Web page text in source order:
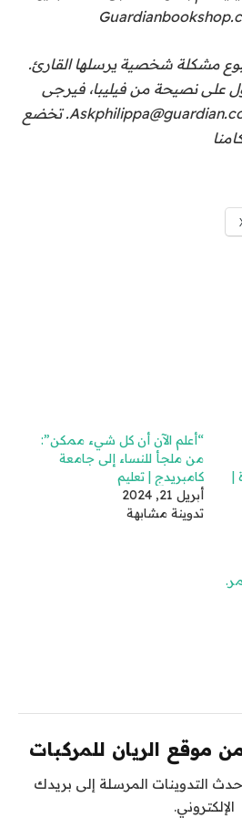
مشكلة شخصية يرسلها القارئ.
على نصيحة من فيليبا، فيرجى
إرسال مشكلتك إلى Askphilippa@guardian.co.uk. تخضع
“أعلم الآن أن كل شيء ممكن”:
من ملجأ للنساء إلى جامعة
كامبريدج | تعليم
أبريل 21, 2024
تدوينة مشابهة
موقع الريان للمركبات
التدوينات المرسلة إلى بريدك
الإلكتروني.